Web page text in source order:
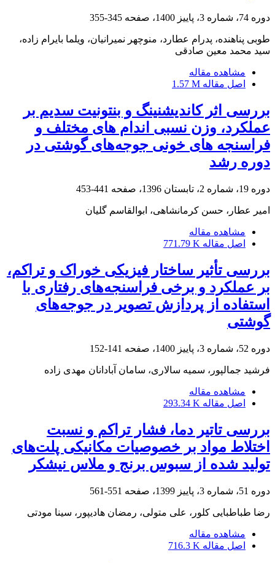
دوره 74، شماره 3، پاییز 1400، صفحه 345-355
طوبی پناهنده، پدرام عطارد، منوچهر نمیرانیان، ویلما بایرام زاده،
سید محمد معین صادقی
مشاهده مقاله
اصل مقاله 1.57 M
بررسی اثر کاندیشنینگ و بنتونیت سدیم بر
عملکرد، وزن نسبی اندام های مختلف و
فراسنجه های خونی جوجه‌های گوشتی در
دوره رشد
دوره 19، شماره 2، تابستان 1396، صفحه 441-453
امیر عطار، حسن کرمانشاهی، ابوالقاسم گلیان
مشاهده مقاله
اصل مقاله 771.79 K
بررسی تأثیر ساختار فیزیکی خوراک و تراکم،
بر عملکرد و برخی فراسنجه‌های رفتاری با
استفاده از ‏پردازش تصویر در جوجه‌های
گوشتی
دوره 52، شماره 3، پاییز 1400، صفحه 141-152
فرشید جمالپور، سمیه سالاری، سامان آبادانان مهدی زاده
مشاهده مقاله
اصل مقاله 293.34 K
بررسی تاتیر دما، فشار تراکم و نسبت
اختلاط مواد بر خصوصیات مکانیکی پلت‌های
تولید شده از سبوس برنج و ملاس نیشکر
دوره 51، شماره 3، پاییز 1399، صفحه 551-561
رضا طباطبایی کلور، علی متولی، رمضان هادیپور، سینا مودتی
مشاهده مقاله
اصل مقاله 716.3 K